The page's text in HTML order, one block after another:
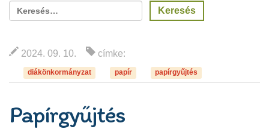
2024. 09. 10. címke:
diákönkormányzat papír papírgyűjtés
Papírgyűjtés